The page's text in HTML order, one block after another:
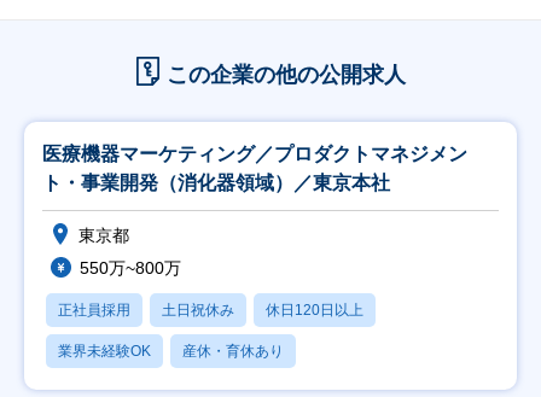
この企業の他の公開求人
医療機器マーケティング／プロダクトマネジメン
ト・事業開発（消化器領域）／東京本社
東京都
550万~800万
正社員採用 土日祝休み 休日120日以上
業界未経験OK 産休・育休あり